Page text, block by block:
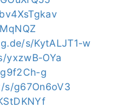
s/KytALJT1-w
yxzwB-OYa
g
g67On6oV3